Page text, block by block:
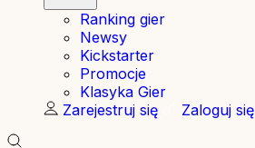
Ranking gier
Newsy
Kickstarter
Promocje
Klasyka Gier
Zarejestruj się
Zaloguj się